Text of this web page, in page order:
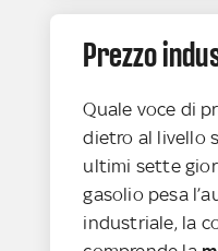
Prezzo
Quale voce di
dietro al livello
ultimi sette
gasolio pesa
industriale, la